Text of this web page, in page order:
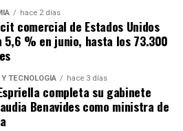
hace 2 días
comercial de Estados Unidos
5,6 % en junio, hasta los 73.300
TECNOLOGÍA hace 3 días
completa su gabinete
Benavides como ministra de